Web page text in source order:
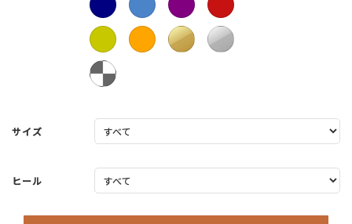
サイズ
ヒール